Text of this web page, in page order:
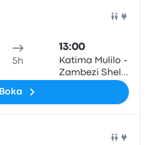
5h
13:00
Katima Mulilo -
Zambezi Shell
Boka